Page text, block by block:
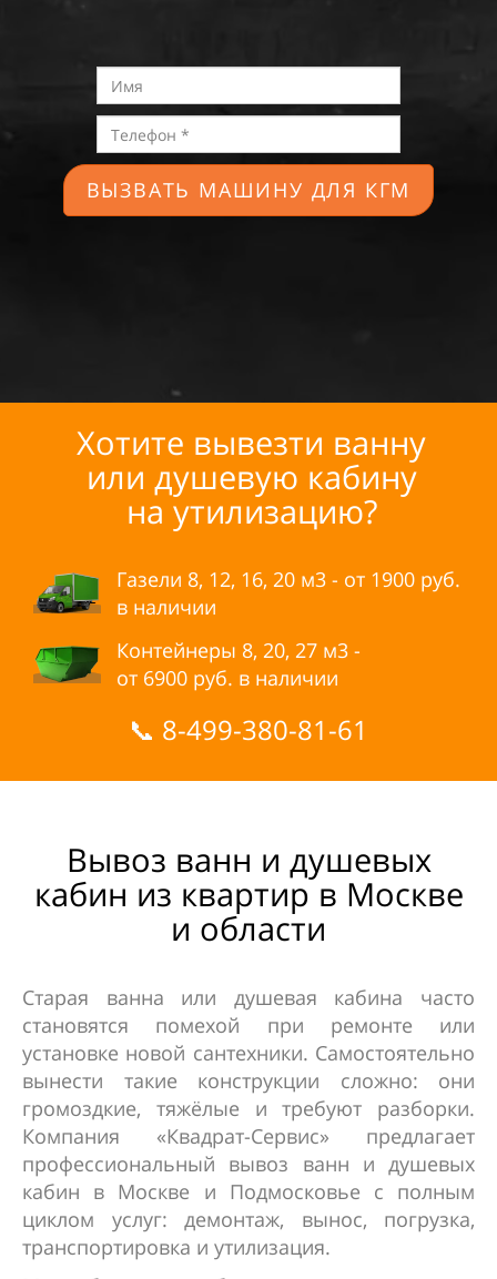
ВЫЗВАТЬ МАШИНУ ДЛЯ КГМ
Хотите вывезти ванну
или душевую кабину
на утилизацию?
Газели 8, 12, 16, 20 м3 - от 1900 руб.
в наличии
Контейнеры 8, 20, 27 м3 -
от 6900 руб. в наличии
📞 8-499-380-81-61
Вывоз ванн и душевых
кабин из квартир в Москве
и области
Старая ванна или душевая кабина часто
становятся помехой при ремонте или
установке новой сантехники. Самостоятельно
вынести такие конструкции сложно: они
громоздкие, тяжёлые и требуют разборки.
Компания «Квадрат-Сервис» предлагает
профессиональный вывоз ванн и душевых
кабин в Москве и Подмосковье с полным
циклом услуг: демонтаж, вынос, погрузка,
транспортировка и утилизация.